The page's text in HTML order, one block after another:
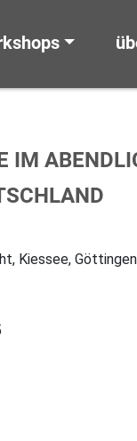
IM
Kiessee,